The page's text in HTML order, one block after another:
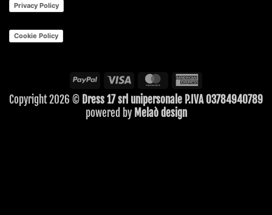
Privacy Policy
Cookie Policy
PayPal Visa MasterCard
Express
Copyright 2026 © Dress 17 srl unipersonale P.IVA 03784940789
powered by Melaò design